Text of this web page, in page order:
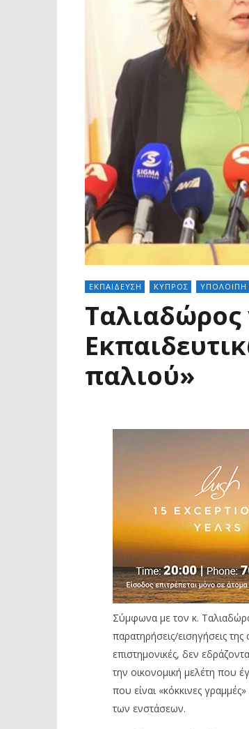
ΕΚΠΑΙΔΕΥΣΗ ΚΥΠΡΟΣ ΥΠΟΛΟΙΠΗ
Ταλιαδώρος
παλιού»
Σύμφωνα με τον κ.
παρατηρήσεις/εισηγήσεις
επιστημονικές, δεν
την οικονομική μελέτη που
που είναι «κόκκινες
των ενστάσεων.